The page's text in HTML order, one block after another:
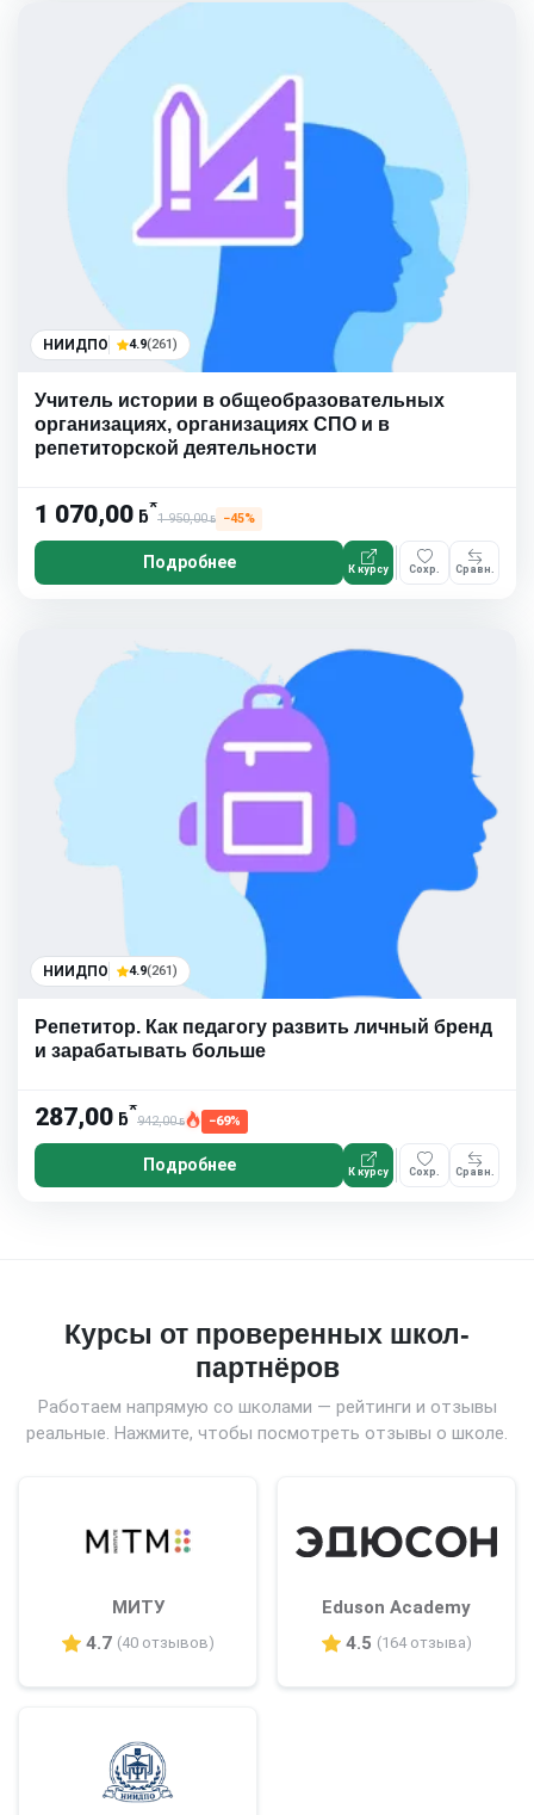
НИИДПО 4.9(261)
Учитель истории в общеобразовательных
организациях, организациях СПО и в
репетиторской деятельности
1 070,00 ƃ*
1 950,00ƃ −45%
Подробнее К курсу Сохр. Сравн.
НИИДПО 4.9(261)
Репетитор. Как педагогу развить личный бренд
и зарабатывать больше
287,00 ƃ*
942,00ƃ −69%
Подробнее К курсу Сохр. Сравн.
Курсы от проверенных школ-
партнёров
Работаем напрямую со школами — рейтинги и отзывы
реальные. Нажмите, чтобы посмотреть отзывы о школе.
МИТУ
4.7 (40 отзывов)
Eduson Academy
4.5 (164 отзыва)